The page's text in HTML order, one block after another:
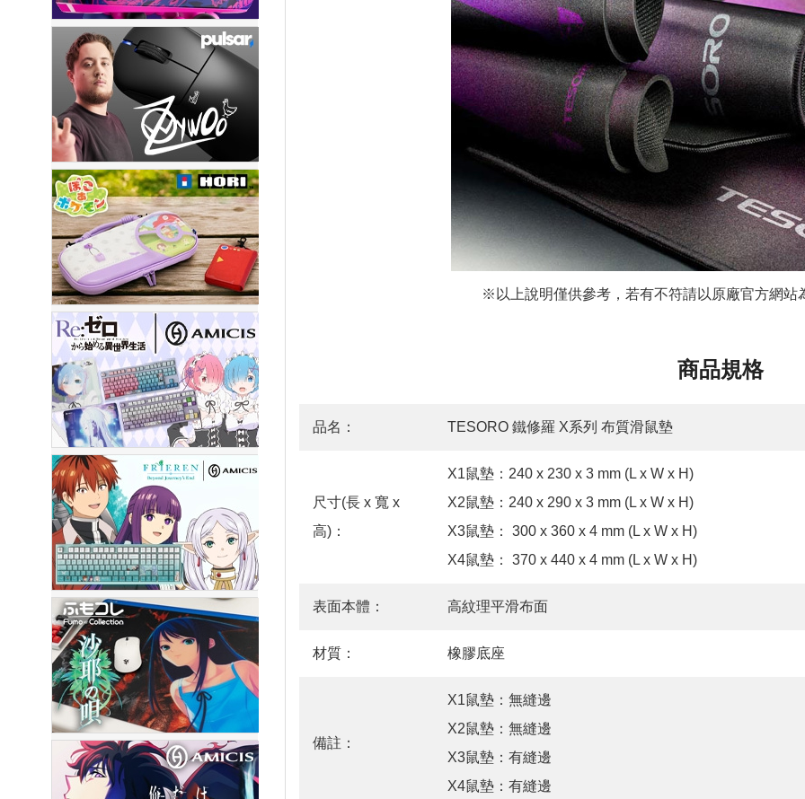
※以上說明僅供參考，若有不符請以原廠官方網站
商品規格
品名： TESORO 鐵修羅 X系列 布質滑鼠墊
尺寸(長 x 寬 x
高)：
X1鼠墊：240 x 230 x 3 mm (L x W x H)
X2鼠墊：240 x 290 x 3 mm (L x W x H)
X3鼠墊： 300 x 360 x 4 mm (L x W x H)
X4鼠墊： 370 x 440 x 4 mm (L x W x H)
表面本體： 高紋理平滑布面
材質： 橡膠底座
備註：
X1鼠墊：無縫邊
X2鼠墊：無縫邊
X3鼠墊：有縫邊
X4鼠墊：有縫邊